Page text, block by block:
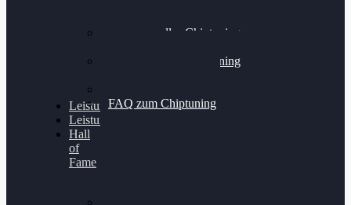
Professionelles Chiptuning
Professionelles Chiptuning
FAQ zum Chiptuning
Leistungsmessung
Leistungsprüfstand
Hall
of
Fame